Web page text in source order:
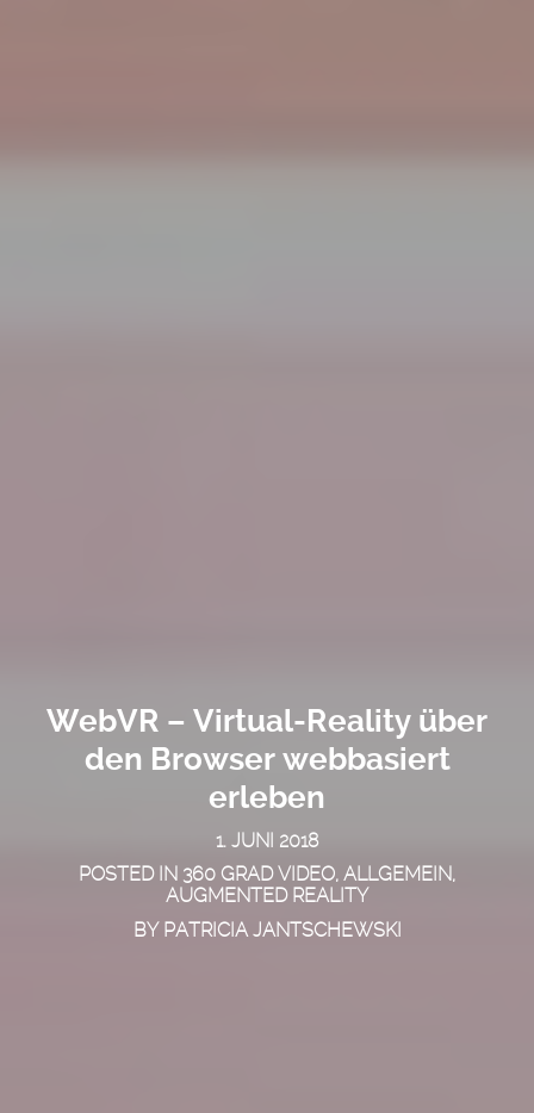
WebVR – Virtual-Reality über
den Browser webbasiert
erleben
1. JUNI 2018
POSTED IN 360 GRAD VIDEO, ALLGEMEIN,
AUGMENTED REALITY
BY PATRICIA JANTSCHEWSKI